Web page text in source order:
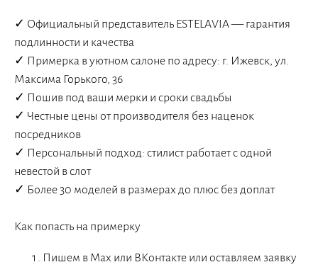
✓ Официальный представитель ESTELAVIA — гарантия
подлинности и качества
✓ Примерка в уютном салоне по адресу: г. Ижевск, ул.
Максима Горького, 36
✓ Пошив под ваши мерки и сроки свадьбы
✓ Честные цены от производителя без наценок
посредников
✓ Персональный подход: стилист работает с одной
невестой в слот
✓ Более 30 моделей в размерах до плюс без доплат
Как попасть на примерку
Пишем в Max или ВКонтакте или оставляем заявку